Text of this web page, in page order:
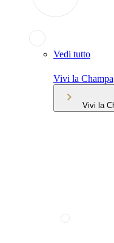
Vedi tutto
Vivi la
Vivi la